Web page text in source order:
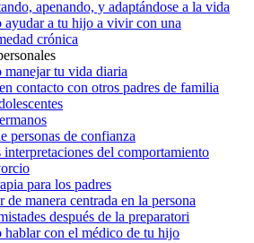
apenando, y adaptándose a la vida
ayudar a tu hijo a vivir con una
crónica
manejar tu vida diaria
contacto con otros padres de familia
personas de confianza
interpretaciones del comportamiento
para los padres
de manera centrada en la persona
después de la preparatori
hablar con el médico de tu hijo